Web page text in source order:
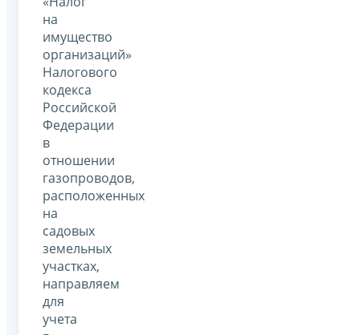
на
имущество
организаций»
Налогового
кодекса
Российской
Федерации
в
отношении
газопроводов,
расположенных
на
садовых
земельных
участках,
направляем
для
учета